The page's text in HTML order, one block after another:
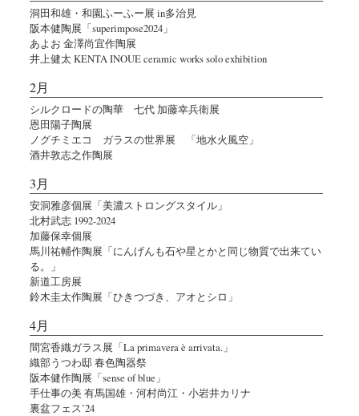
洞田和雄・和園ふーふー展 in多治見
阪本健陶展「superimpose2024」
あよお 金澤尚宜作陶展
井上健太 KENTA INOUE ceramic works solo exhibition
2月
シルクロードの陶華 七代 加藤幸兵衛展
恩田陽子陶展
ノグチミエコ ガラスの世界展 「地水火風空」
酒井敦志之作陶展
3月
安洞雅彦個展「美濃ストロングスタイル」
北村武志 1992-2024
加藤保幸個展
馬川祐輔作陶展「にんげんも石や星とかと同じ物質で出来てい
る。」
新道工房展
鈴木圭太作陶展「ひきつづき、アオとシロ」
4月
間宮香織ガラス展「La primavera è arrivata.」
織部うつわ邸 春色陶器祭
阪本健作陶展「sense of blue」
手仕事の美 有馬国雄・河村尚江・小岩井カリナ
裏盆フェス’24